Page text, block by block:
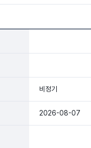
비정기
2026-08-07